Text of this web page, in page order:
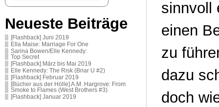
Neueste Beiträge
[Flashback] Juni 2019
Ella Maise: Marriage For One
Sarina Bowen/Elle Kennedy:
Top Secret
[Flashback] März bis Mai 2019
Elle Kennedy: The Risk (Briar U #2)
[Flashback] Februar 2019
[Bücher aus der Hölle] A.M. Hargrove: From
Smoke to Flames (West Brothers #3)
[Flashback] Januar 2019
sinnvoll
einen
zu
dazu
doch